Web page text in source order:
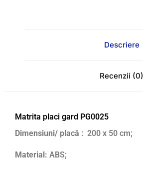
Descriere
Recenzii (0)
Matrita placi gard PG0025
Dimensiuni/ placă : 200 x 50 cm;
Material: ABS;